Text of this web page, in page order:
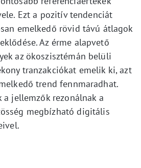
Ezt a pozitív tendenciát
emelkedő rövid távú átlagok
Az érme alapvető
az ökoszisztémán belüli
tranzakciókat emelik ki, azt
trend fennmaradhat.
a jellemzők rezonálnak a
megbízható digitális